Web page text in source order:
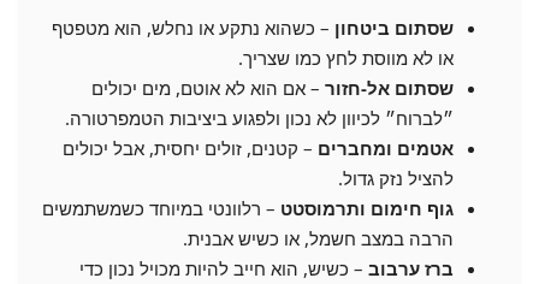
שסתום ביטחון – כשהוא נתקע או נחלש, הוא מטפטף
או לא מווסת לחץ כמו שצריך.
שסתום אל-חזור – אם הוא לא אוטם, מים יכולים
״לברוח״ לכיוון לא נכון ולפגוע ביציבות הטמפרטורה.
אטמים ומחברים – קטנים, זולים יחסית, אבל יכולים
להציל נזק גדול.
גוף חימום ותרמוסטט – רלוונטי במיוחד כשמשתמשים
הרבה במצב חשמל, או כשיש אבנית.
ברז ערבוב – כשיש, הוא חייב להיות מכויל נכון כדי